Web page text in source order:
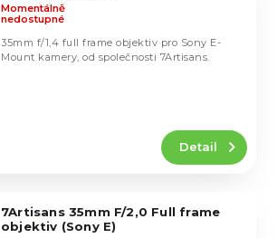
Momentálně
nedostupné
Detail
35mm f/1,4 full frame objektiv pro Sony E-
Mount kamery, od společnosti 7Artisans.
7Artisans 35mm F/2,0 Full frame
objektiv (Sony E)